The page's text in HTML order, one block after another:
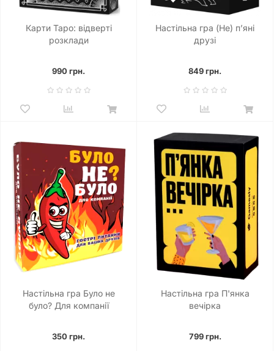
Карти Таро: відверті
розклади
990 грн.
Настільна гра (Не) пʼяні
друзі
849 грн.
Настільна гра Було не
було? Для компанії
350 грн.
Настільна гра П'янка
вечірка
799 грн.